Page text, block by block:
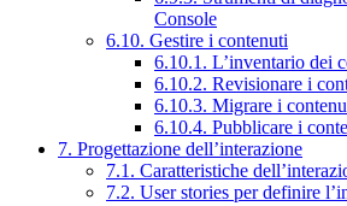
Console
6.10. Gestire i contenuti
6.10.1. L’inventario dei
6.10.2. Revisionare i
6.10.3. Migrare i
6.10.4. Pubblicare i
7. Progettazione dell’interazione
7.1. Caratteristiche
7.2. User stories per definire